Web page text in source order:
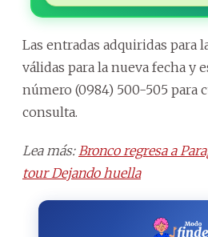
Las entradas adquiridas para
válidas para la nueva fecha y
número (0984) 500-505 para
consulta.
Lea más: Bronco regresa a
tour Dejando huella